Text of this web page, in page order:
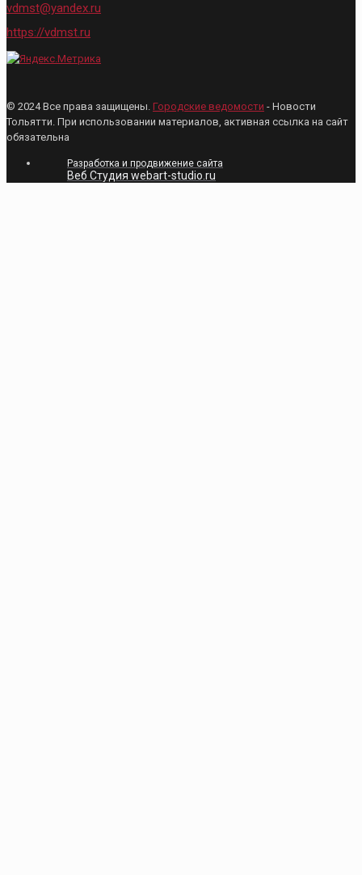
vdmst@yandex.ru
https://vdmst.ru
© 2024 Все права защищены. Городские ведомости - Новости
Тольятти. При использовании материалов, активная ссылка на сайт
обязательна
Разработка и продвижение сайта
Веб Студия webart-studio.ru